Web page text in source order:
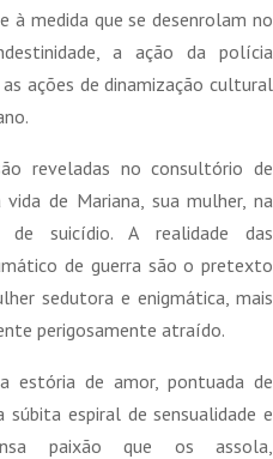
à medida que se desenrolam no
a ação da polícia
ações de dinamização cultural
reveladas no consultório de
de Mariana, sua mulher, na
suicídio. A realidade das
de guerra são o pretexto
sedutora e enigmática, mais
perigosamente atraído.
estória de amor, pontuada de
espiral de sensualidade e
paixão que os assola,